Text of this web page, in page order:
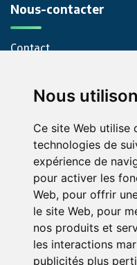
Nous
Ce site Web utilise
technologies de
expérience de
pour activer les
Web, pour offrir
le site Web, pour
nos produits et
les interactions
publicités plus
Nous-contacter
Contact
© Green-Opinion —
Mentions légales
Conditions